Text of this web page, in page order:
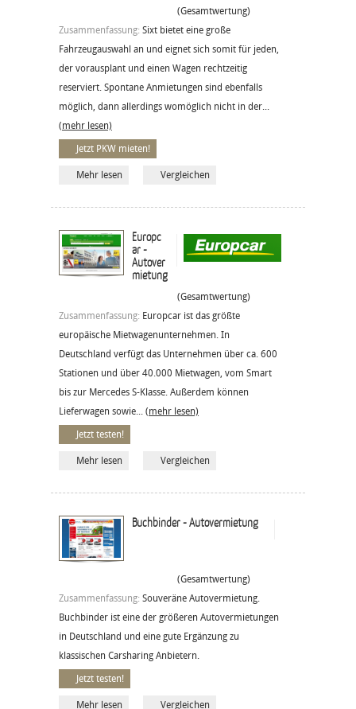
(Gesamtwertung)
Zusammenfassung: Sixt bietet eine große
Fahrzeugauswahl an und eignet sich somit für jeden,
der vorausplant und einen Wagen rechtzeitig
reserviert. Spontane Anmietungen sind ebenfalls
möglich, dann allerdings womöglich nicht in der...
(mehr lesen)
Jetzt PKW mieten!
Mehr lesen Vergleichen
Europc
ar -
Autover
mietung
(Gesamtwertung)
Zusammenfassung: Europcar ist das größte
europäische Mietwagenunternehmen. In
Deutschland verfügt das Unternehmen über ca. 600
Stationen und über 40.000 Mietwagen, vom Smart
bis zur Mercedes S-Klasse. Außerdem können
Lieferwagen sowie... (mehr lesen)
Jetzt testen!
Mehr lesen Vergleichen
Buchbinder - Autovermietung
(Gesamtwertung)
Zusammenfassung: Souveräne Autovermietung.
Buchbinder ist eine der größeren Autovermietungen
in Deutschland und eine gute Ergänzung zu
klassischen Carsharing Anbietern.
Jetzt testen!
Mehr lesen Vergleichen